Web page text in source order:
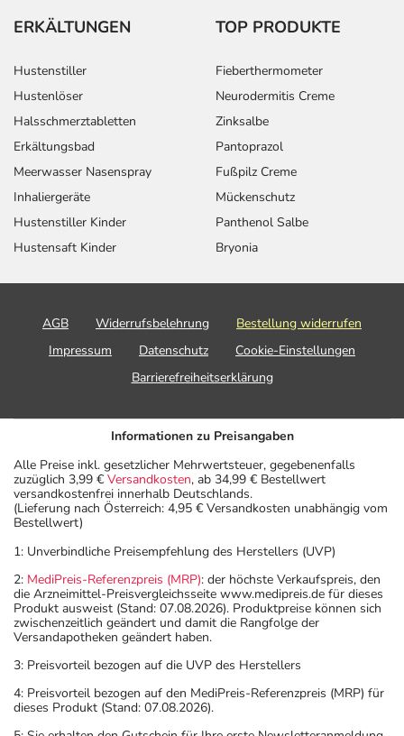
ERKÄLTUNGEN
Hustenstiller
Hustenlöser
Halsschmerztabletten
Erkältungsbad
Meerwasser Nasenspray
Inhaliergeräte
Hustenstiller Kinder
Hustensaft Kinder
TOP PRODUKTE
Fieberthermometer
Neurodermitis Creme
Zinksalbe
Pantoprazol
Fußpilz Creme
Mückenschutz
Panthenol Salbe
Bryonia
AGB Widerrufsbelehrung
Bestellung widerrufen
Impressum
Datenschutz
Cookie-Einstellungen
Barrierefreiheitserklärung
Informationen zu Preisangaben
Alle Preise inkl. gesetzlicher Mehrwertsteuer, gegebenenfalls
zuzüglich 3,99 € Versandkosten, ab 34,99 € Bestellwert
versandkostenfrei innerhalb Deutschlands.
(Lieferung nach Österreich: 4,95 € Versandkosten unabhängig vom
Bestellwert)
1: Unverbindliche Preisempfehlung des Herstellers (UVP)
2: MediPreis-Referenzpreis (MRP): der höchste Verkaufspreis, den
die Arzneimittel-Preisvergleichsseite www.medipreis.de für dieses
Produkt ausweist (Stand: 07.08.2026). Produktpreise können sich
zwischenzeitlich geändert und damit die Rangfolge der
Versandapotheken geändert haben.
3: Preisvorteil bezogen auf die UVP des Herstellers
4: Preisvorteil bezogen auf den MediPreis-Referenzpreis (MRP) für
dieses Produkt (Stand: 07.08.2026).